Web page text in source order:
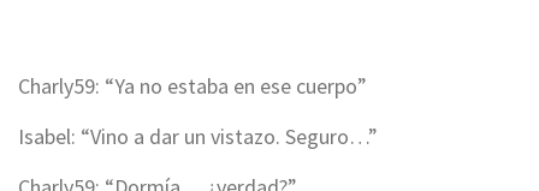
Charly59: “Ya no estaba en ese cuerpo”
Isabel: “Vino a dar un vistazo. Seguro…”